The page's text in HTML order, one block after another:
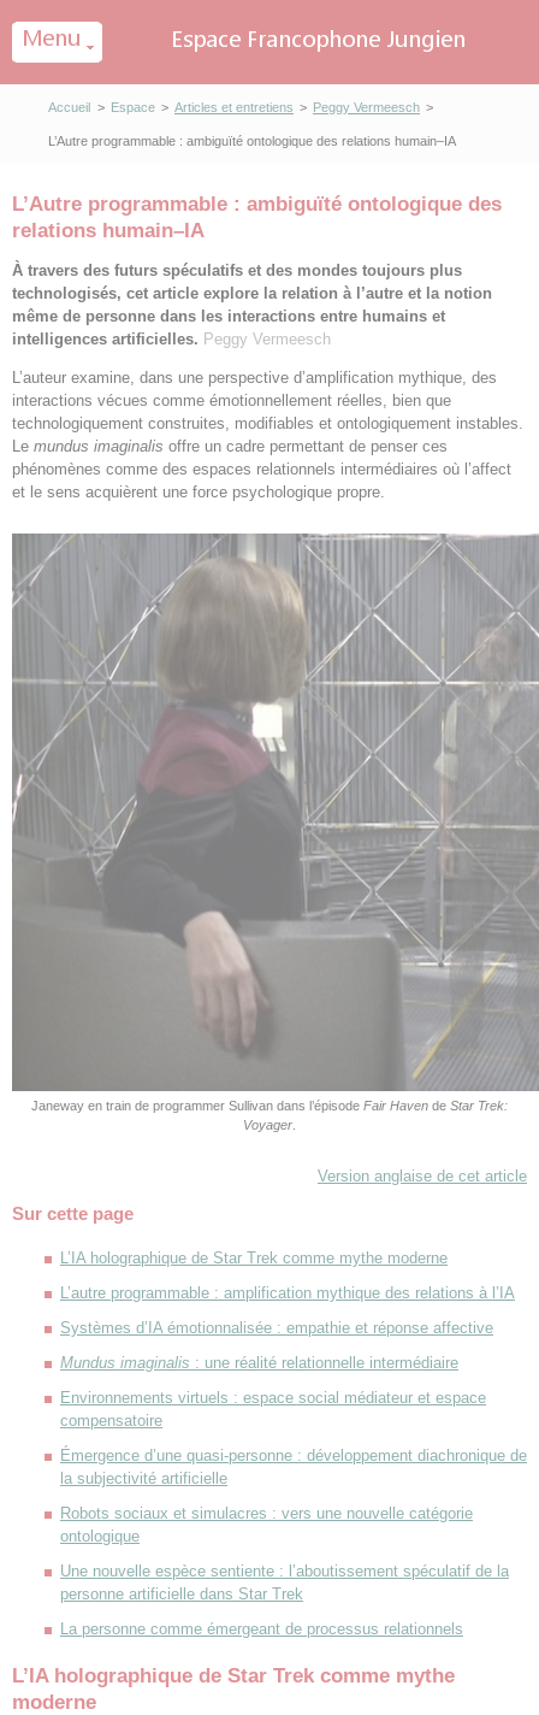
Accueil > Espace > Articles et entretiens > Peggy Vermeesch >
L’Autre programmable : ambiguïté ontologique des relations humain–IA
L’Autre programmable : ambiguïté ontologique des
relations humain–IA
À travers des futurs spéculatifs et des mondes toujours plus
technologisés, cet article explore la relation à l’autre et la notion
même de personne dans les interactions entre humains et
intelligences artificielles. Peggy Vermeesch
L’auteur examine, dans une perspective d’amplification mythique, des
interactions vécues comme émotionnellement réelles, bien que
technologiquement construites, modifiables et ontologiquement instables.
Le mundus imaginalis offre un cadre permettant de penser ces
phénomènes comme des espaces relationnels intermédiaires où l’affect
et le sens acquièrent une force psychologique propre.
Janeway en train de programmer Sullivan dans l’épisode Fair Haven de Star Trek:
Voyager
Version anglaise de cet article
Sur cette page
L’IA holographique de Star Trek comme mythe moderne
L’autre programmable : amplification mythique des relations à l’IA
Systèmes d’IA émotionnalisée : empathie et réponse affective
Mundus imaginalis : une réalité relationnelle intermédiaire
Environnements virtuels : espace social médiateur et espace
compensatoire
Émergence d’une quasi-personne : développement diachronique de
la subjectivité artificielle
Robots sociaux et simulacres : vers une nouvelle catégorie
ontologique
Une nouvelle espèce sentiente : l’aboutissement spéculatif de la
personne artificielle dans Star Trek
La personne comme émergeant de processus relationnels
L’IA holographique de Star Trek comme mythe
moderne